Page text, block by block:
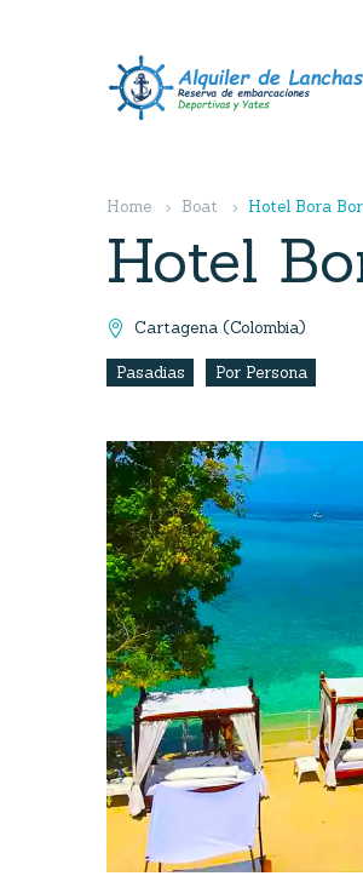
Home Boat Hotel Bora
Hotel
 Cartagena (Colombia)
Pasadias Por Persona